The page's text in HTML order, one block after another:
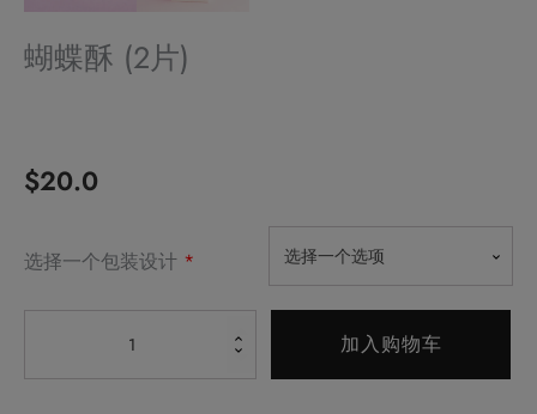
蝴蝶酥 (2片)
$20.0
选择一个包装设计 * 选择一个选项
加入购物车